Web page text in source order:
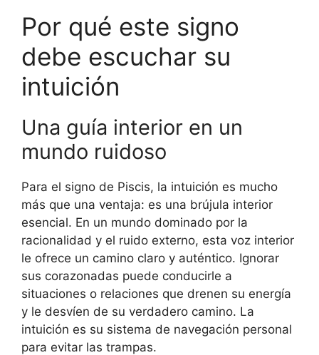
Por qué este signo
debe escuchar su
intuición
Una guía interior en un
mundo ruidoso
Para el signo de Piscis, la intuición es mucho
más que una ventaja: es una brújula interior
esencial. En un mundo dominado por la
racionalidad y el ruido externo, esta voz interior
le ofrece un camino claro y auténtico. Ignorar
sus corazonadas puede conducirle a
situaciones o relaciones que drenen su energía
y le desvíen de su verdadero camino. La
intuición es su sistema de navegación personal
para evitar las trampas.